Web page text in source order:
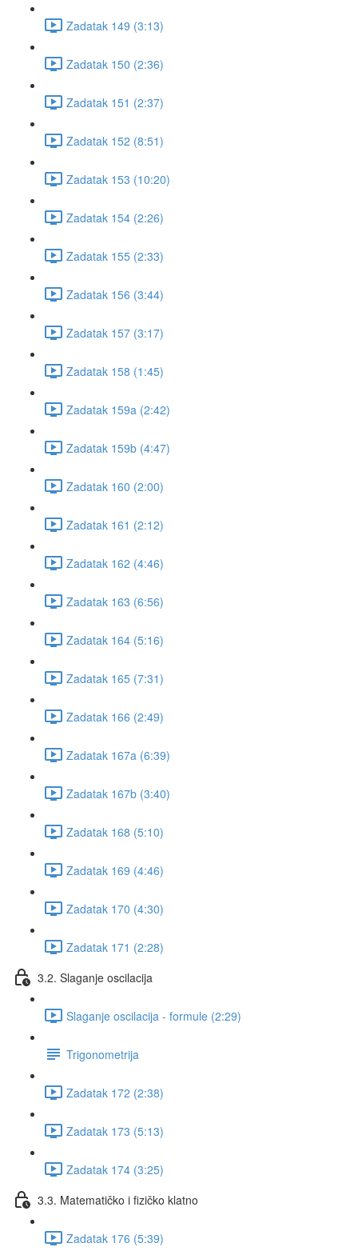
Zadatak 149 (3:13)
Zadatak 150 (2:36)
Zadatak 151 (2:37)
Zadatak 152 (8:51)
Zadatak 153 (10:20)
Zadatak 154 (2:26)
Zadatak 155 (2:33)
Zadatak 156 (3:44)
Zadatak 157 (3:17)
Zadatak 158 (1:45)
Zadatak 159a (2:42)
Zadatak 159b (4:47)
Zadatak 160 (2:00)
Zadatak 161 (2:12)
Zadatak 162 (4:46)
Zadatak 163 (6:56)
Zadatak 164 (5:16)
Zadatak 165 (7:31)
Zadatak 166 (2:49)
Zadatak 167a (6:39)
Zadatak 167b (3:40)
Zadatak 168 (5:10)
Zadatak 169 (4:46)
Zadatak 170 (4:30)
Zadatak 171 (2:28)
3.2. Slaganje oscilacija
Slaganje oscilacija - formule (2:29)
Trigonometrija
Zadatak 172 (2:38)
Zadatak 173 (5:13)
Zadatak 174 (3:25)
3.3. Matematičko i fizičko klatno
Zadatak 176 (5:39)